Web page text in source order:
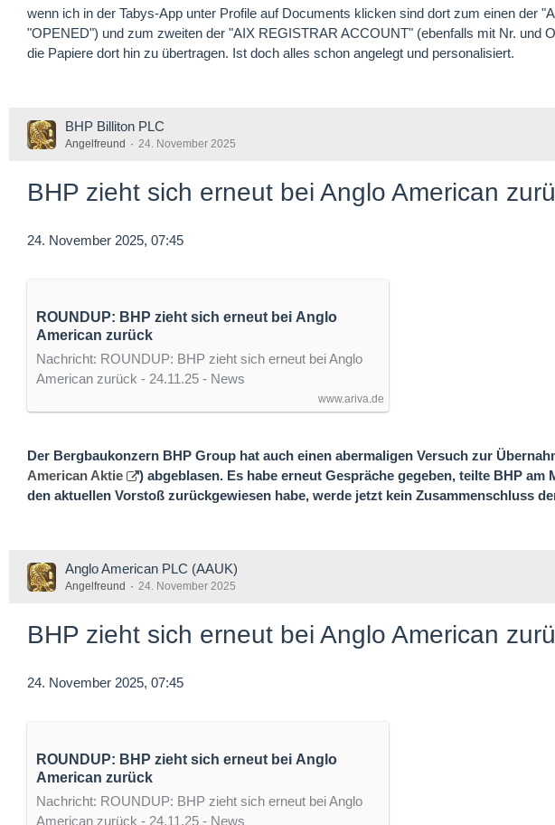
wenn ich in der Tabys-App unter Profile auf Documents klicken sind dort zum einen der
"OPENED") und zum zweiten der "AIX REGISTRAR ACCOUNT" (ebenfalls mit Nr. und
die Papiere dort hin zu übertragen. Ist doch alles schon angelegt und personalisiert.
BHP Billiton PLC
Angelfreund 24. November 2025
BHP zieht sich erneut bei Anglo American
24. November 2025, 07:45
ROUNDUP: BHP zieht sich erneut bei Anglo
American zurück
Nachricht: ROUNDUP: BHP zieht sich erneut bei Anglo
American zurück - 24.11.25 - News
www.ariva.de
Der Bergbaukonzern BHP Group hat auch einen abermaligen Versuch zur
American Aktie
) abgeblasen. Es habe erneut Gespräche gegeben, teilte BHP
den aktuellen Vorstoß zurückgewiesen habe, werde jetzt kein Zusammenschluss
Anglo American PLC (AAUK)
Angelfreund 24. November 2025
BHP zieht sich erneut bei Anglo American
24. November 2025, 07:45
ROUNDUP: BHP zieht sich erneut bei Anglo
American zurück
Nachricht: ROUNDUP: BHP zieht sich erneut bei Anglo
American zurück - 24.11.25 - News